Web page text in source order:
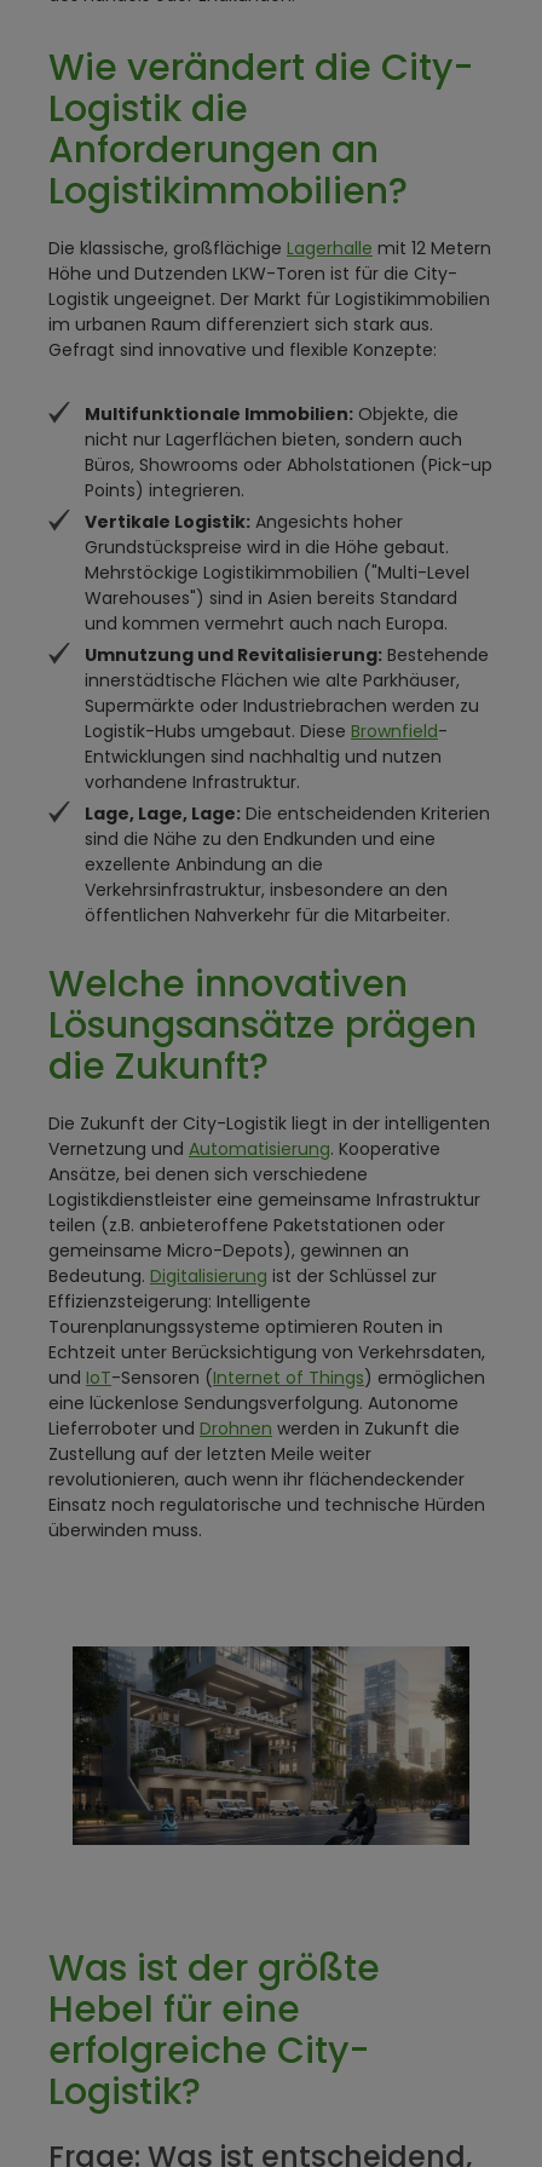
Wie verändert die City-
Logistik die
Anforderungen an
Logistikimmobilien?
Die klassische, großflächige Lagerhalle mit 12 Metern
Höhe und Dutzenden LKW-Toren ist für die City-
Logistik ungeeignet. Der Markt für Logistikimmobilien
im urbanen Raum differenziert sich stark aus.
Gefragt sind innovative und flexible Konzepte:
Multifunktionale Immobilien: Objekte, die
nicht nur Lagerflächen bieten, sondern auch
Büros, Showrooms oder Abholstationen (Pick-up
Points) integrieren.
Vertikale Logistik: Angesichts hoher
Grundstückspreise wird in die Höhe gebaut.
Mehrstöckige Logistikimmobilien ("Multi-Level
Warehouses") sind in Asien bereits Standard
und kommen vermehrt auch nach Europa.
Umnutzung und Revitalisierung: Bestehende
innerstädtische Flächen wie alte Parkhäuser,
Supermärkte oder Industriebrachen werden zu
Logistik-Hubs umgebaut. Diese Brownfield-
Entwicklungen sind nachhaltig und nutzen
vorhandene Infrastruktur.
Lage, Lage, Lage: Die entscheidenden Kriterien
sind die Nähe zu den Endkunden und eine
exzellente Anbindung an die
Verkehrsinfrastruktur, insbesondere an den
öffentlichen Nahverkehr für die Mitarbeiter.
Welche innovativen
Lösungsansätze prägen
die Zukunft?
Die Zukunft der City-Logistik liegt in der intelligenten
Vernetzung und Automatisierung. Kooperative
Ansätze, bei denen sich verschiedene
Logistikdienstleister eine gemeinsame Infrastruktur
teilen (z.B. anbieteroffene Paketstationen oder
gemeinsame Micro-Depots), gewinnen an
Bedeutung. Digitalisierung ist der Schlüssel zur
Effizienzsteigerung: Intelligente
Tourenplanungssysteme optimieren Routen in
Echtzeit unter Berücksichtigung von Verkehrsdaten,
und IoT-Sensoren (Internet of Things) ermöglichen
eine lückenlose Sendungsverfolgung. Autonome
Lieferroboter und Drohnen werden in Zukunft die
Zustellung auf der letzten Meile weiter
revolutionieren, auch wenn ihr flächendeckender
Einsatz noch regulatorische und technische Hürden
überwinden muss.
Was ist der größte
Hebel für eine
erfolgreiche City-
Logistik?
Frage: Was ist entscheidend,